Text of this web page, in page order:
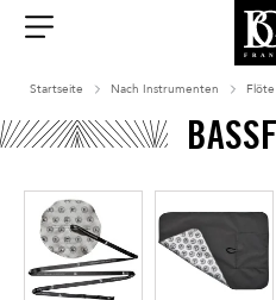
contenu
Startseite Nach Instrumenten Flöte